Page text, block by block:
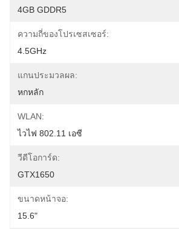
4GB GDDR5
ความถี่ของโปรเซสเซอร์:
4.5GHz
แกนประมวลผล:
หกหลัก
WLAN:
ไวไฟ 802.11 เอซี
วีดีโอการ์ด:
GTX1650
ขนาดหน้าจอ:
15.6"